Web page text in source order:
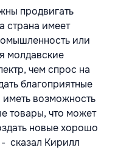
продвигать
страна имеет
или
молдавские
чем спрос на
благоприятные
иметь возможность
товары, что может
новые хорошо
сказал Кирилл